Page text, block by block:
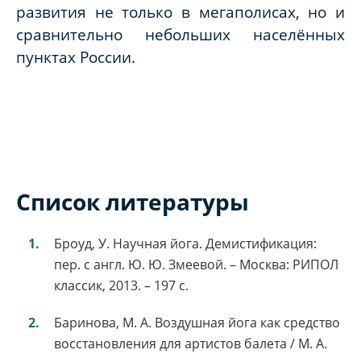
развития не только в мегаполисах, но и
сравнительно небольших населённых
пунктах России.
Список литературы
Броуд, У. Научная йога. Демистификация:
пер. с англ. Ю. Ю. Змеевой. – Москва: РИПОЛ
классик, 2013. – 197 с.
Баринова, М. А. Воздушная йога как средство
восстановления для артистов балета / М. А.